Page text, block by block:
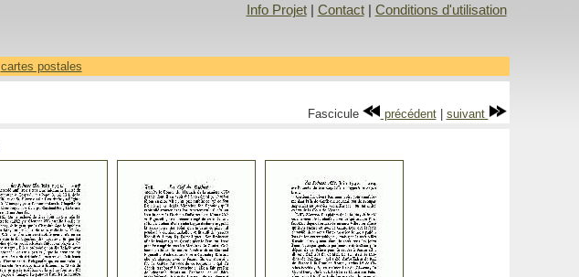
Info Projet| Contact| Conditions d'utilisation
cartes postales
Fascicule précédent| suivant